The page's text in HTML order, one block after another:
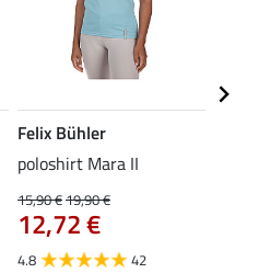
Felix Bühler
poloshirt Mara II
15,90 €19,90 €
12,72 €
4.8 42